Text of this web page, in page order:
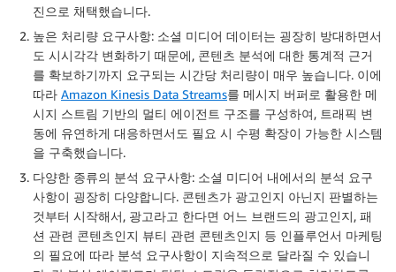
진으로 채택했습니다.
높은 처리량 요구사항: 소셜 미디어 데이터는 굉장히 방대하면서
도 시시각각 변화하기 때문에, 콘텐츠 분석에 대한 통계적 근거
를 확보하기까지 요구되는 시간당 처리량이 매우 높습니다. 이에
따라 Amazon Kinesis Data Streams를 메시지 버퍼로 활용한 메
시지 스트림 기반의 멀티 에이전트 구조를 구성하여, 트래픽 변
동에 유연하게 대응하면서도 필요 시 수평 확장이 가능한 시스템
을 구축했습니다.
다양한 종류의 분석 요구사항: 소셜 미디어 내에서의 분석 요구
사항이 굉장히 다양합니다. 콘텐츠가 광고인지 아닌지 판별하는
것부터 시작해서, 광고라고 한다면 어느 브랜드의 광고인지, 패
션 관련 콘텐츠인지 뷰티 관련 콘텐츠인지 등 인플루언서 마케팅
의 필요에 따라 분석 요구사항이 지속적으로 달라질 수 있습니